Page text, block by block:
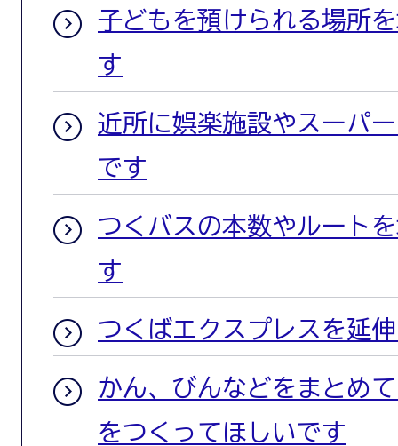
子どもを預けられる場所
す
近所に娯楽施設やスーパ
です
つくバスの本数やルート
す
つくばエクスプレスを延
かん、びんなどをまとめ
をつくってほしいです